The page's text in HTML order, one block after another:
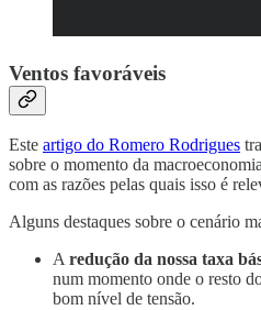
Ventos favoráveis
Este artigo do Romero Rodrigues
sobre o momento da
com as razões pelas quais isso é
Alguns destaques sobre o cenário
Aredução da nossa taxa
num momento onde o resto
bom nível de tensão.